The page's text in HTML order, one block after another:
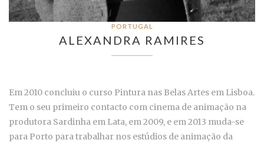
PORTUGAL
ALEXANDRA RAMIRES
Em 2010 concluiu o curso Pintura nas Belas Artes em Lisboa.
Tem o seu primeiro contacto com cinema de animação na
produtora Sardinha em Lata, em 2009, e em 2013 muda-se
para Porto para trabalhar nos estúdios de animação da